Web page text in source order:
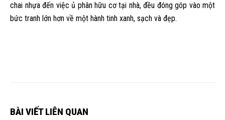
chai nhựa đến việc ủ phân hữu cơ tại nhà, đều đóng góp vào một
bức tranh lớn hơn về một hành tinh xanh, sạch và đẹp.
BÀI VIẾT LIÊN QUAN